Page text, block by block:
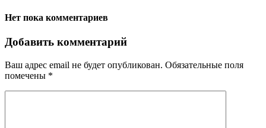
Нет пока комментариев
Добавить комментарий
Ваш адрес email не будет опубликован. Обязательные поля
помечены *